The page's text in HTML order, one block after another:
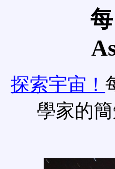
探索宇宙！
學家的